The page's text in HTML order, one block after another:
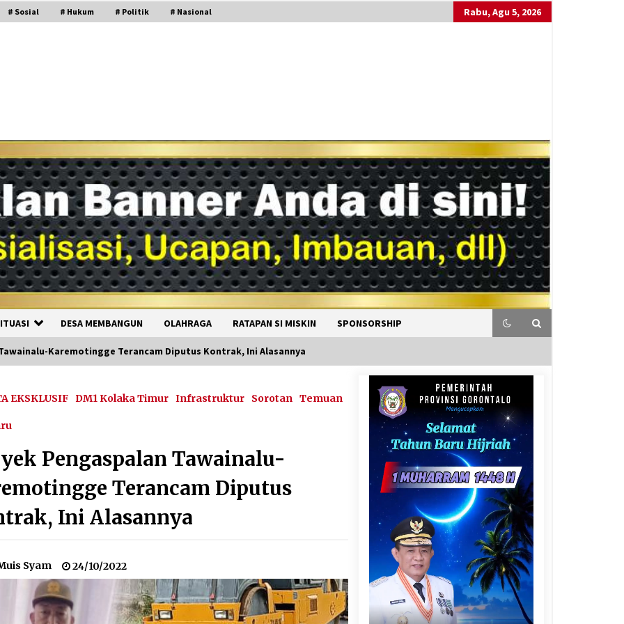
# Sosial # Hukum # Politik # Nasional Rabu, Agu 5, 2026
DESA MEMBANGUN OLAHRAGA RATAPAN SI MISKIN SPONSORSHIP
Karemotingge Terancam Diputus Kontrak, Ini Alasannya
EKSKLUSIF DM1 Kolaka Timur Infrastruktur Sorotan Temuan
Pengaspalan Tawainalu-
Terancam Diputus
Ini Alasannya
Syam 24/10/2022